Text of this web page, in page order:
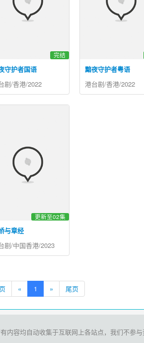
守护者国语
完结
剧/香港/2022
黯夜守护者粤语
港台剧/香港/2022
与章经
更新至02集
剧/中国香港/2023
« 1 » 尾页
内容均自动收集于互联网上各站点，我们不参